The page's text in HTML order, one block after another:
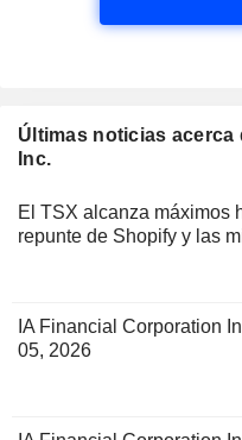
Últimas noticias
Inc.
El TSX alcanza máximos
repunte de Shopify y las
IA Financial Corporation
05, 2026